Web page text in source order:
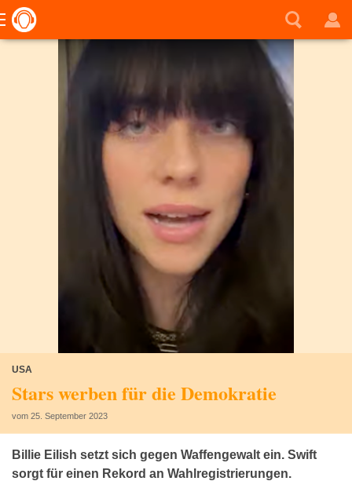
USA
Stars werben für die Demokratie
vom 25. September 2023
Billie Eilish setzt sich gegen Waffengewalt ein. Swift
sorgt für einen Rekord an Wahlregistrierungen.